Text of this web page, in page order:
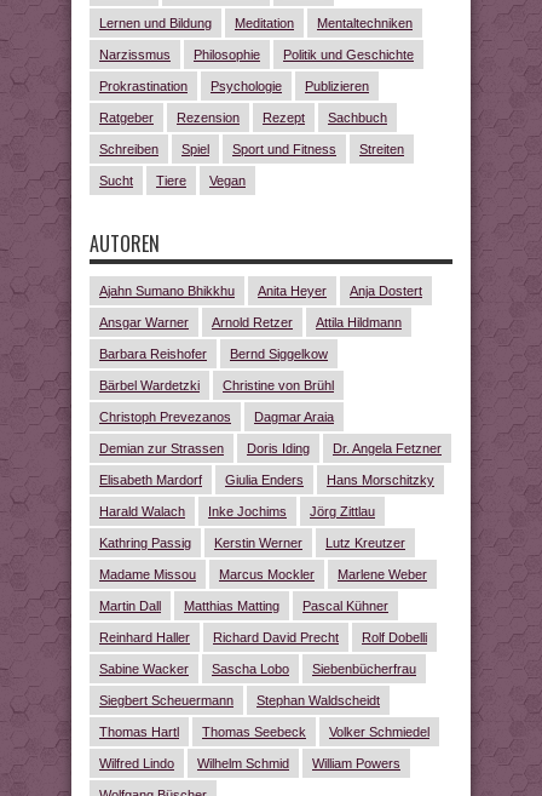
Lernen und Bildung Meditation Mentaltechniken
Narzissmus Philosophie Politik und Geschichte
Prokrastination Psychologie Publizieren
Ratgeber Rezension Rezept Sachbuch
Schreiben Spiel Sport und Fitness Streiten
Sucht Tiere Vegan
AUTOREN
Ajahn Sumano Bhikkhu Anita Heyer Anja Dostert
Ansgar Warner Arnold Retzer Attila Hildmann
Barbara Reishofer Bernd Siggelkow
Bärbel Wardetzki Christine von Brühl
Christoph Prevezanos Dagmar Araia
Demian zur Strassen Doris Iding Dr. Angela Fetzner
Elisabeth Mardorf Giulia Enders Hans Morschitzky
Harald Walach Inke Jochims Jörg Zittlau
Kathring Passig Kerstin Werner Lutz Kreutzer
Madame Missou Marcus Mockler Marlene Weber
Martin Dall Matthias Matting Pascal Kühner
Reinhard Haller Richard David Precht Rolf Dobelli
Sabine Wacker Sascha Lobo Siebenbücherfrau
Siegbert Scheuermann Stephan Waldscheidt
Thomas Hartl Thomas Seebeck Volker Schmiedel
Wilfred Lindo Wilhelm Schmid William Powers